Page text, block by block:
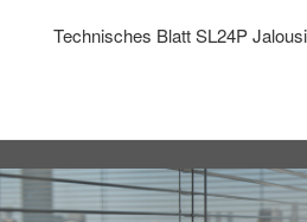
Technisches Blatt SL24P